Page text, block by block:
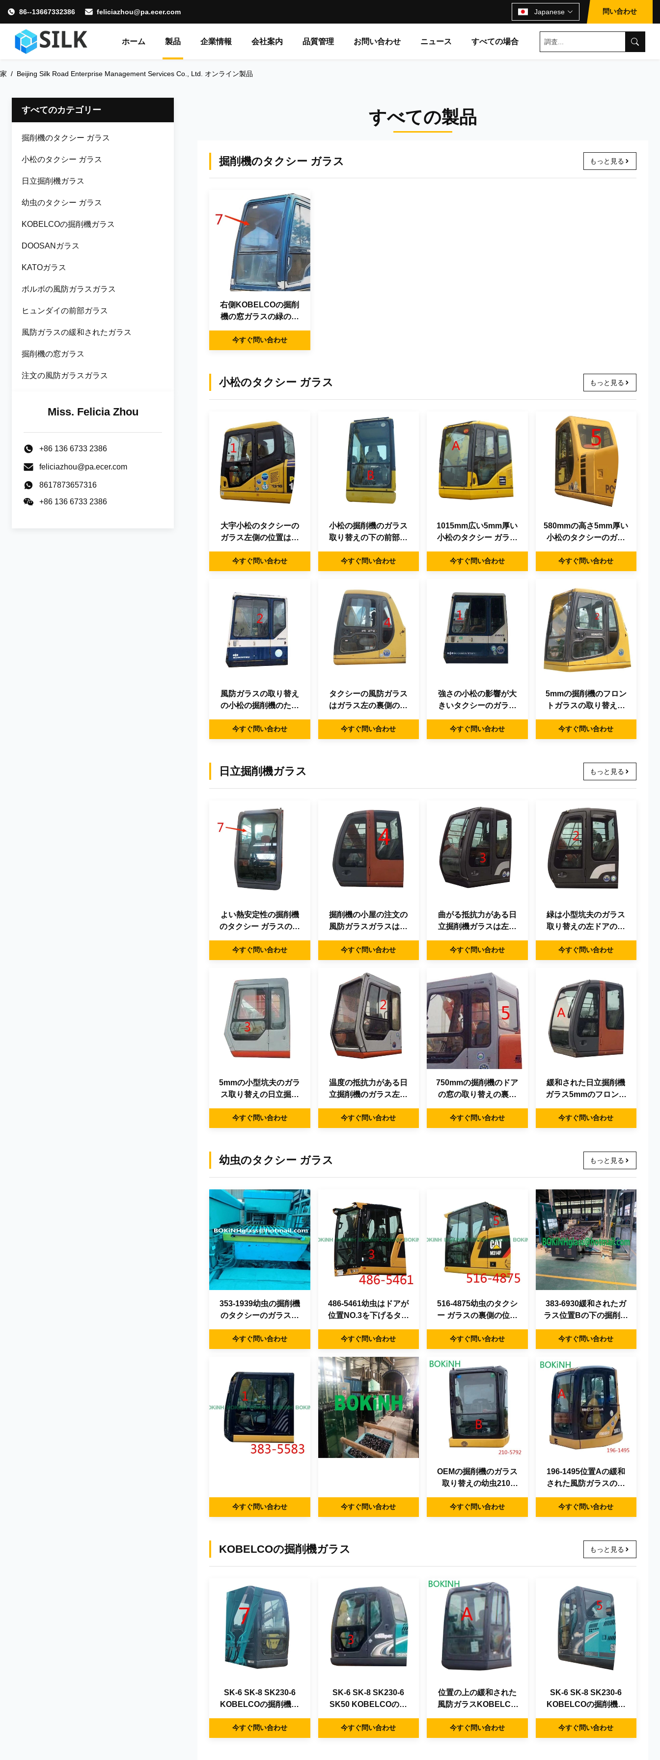
86--13667332386 feliciazhou@pa.ecer.com Japanese 問い合わせ
ホーム 製品 企業情報 会社案内 品質管理 お問い合わせ ニュース すべての場合
家 / Beijing Silk Road Enterprise Management Services Co., Ltd. オンライン製品
すべてのカテゴリー
掘削機のタクシー ガラス
小松のタクシー ガラス
日立掘削機ガラス
幼虫のタクシー ガラス
KOBELCOの掘削機ガラス
DOOSANガラス
KATOガラス
ボルボの風防ガラスガラス
ヒュンダイの前部ガラス
風防ガラスの緩和されたガラス
掘削機の窓ガラス
注文の風防ガラスガラス
Miss. Felicia Zhou
+86 136 6733 2386
feliciazhou@pa.ecer.com
8617873657316
+86 136 6733 2386
すべての製品
掘削機のタクシー ガラス もっと見る
右側KOBELCOの掘削
機の窓ガラスの緑の位
今すぐ問い合わせ
小松のタクシー ガラス もっと見る
大宇小松のタクシーの
ガラス左側の位置は厚
今すぐ問い合わせ
小松の掘削機のガラス
取り替えの下の前部は
た
今すぐ問い合わせ
1015mm広い5mm厚い
小松のタクシー ガラス
ラスを和らげた
今すぐ問い合わせ
580mmの高さ5mm厚い
小松のタクシーのガラ
今すぐ問い合わせ
風防ガラスの取り替え
の小松の掘削機のため
ス
今すぐ問い合わせ
タクシーの風防ガラス
はガラス左の裏側の位
今すぐ問い合わせ
強さの小松の影響が大
きいタクシーのガラス
の取り替え
今すぐ問い合わせ
5mmの掘削機のフロン
トガラスの取り替えの
NO.2
今すぐ問い合わせ
日立掘削機ガラス もっと見る
よい熱安定性の掘削機
のタクシー ガラスの右
ラス
今すぐ問い合わせ
掘削機の小屋の注文の
風防ガラスガラスはド
った
今すぐ問い合わせ
曲がる抵抗力がある日
立掘削機ガラスは左ド
を和らげた
今すぐ問い合わせ
緑は小型坑夫のガラス
取り替えの左ドアのま
らげた
今すぐ問い合わせ
5mmの小型坑夫のガラ
ス取り替えの日立掘削
今すぐ問い合わせ
温度の抵抗力がある日
立掘削機のガラス左の
NO.2 5mm厚く
今すぐ問い合わせ
750mmの掘削機のドア
の窓の取り替えの裏側
今すぐ問い合わせ
緩和された日立掘削機
ガラス5mmのフロント
今すぐ問い合わせ
幼虫のタクシー ガラス もっと見る
353-1939幼虫の掘削機
のタクシーのガラス前
今すぐ問い合わせ
486-5461幼虫はドアが
位置NO.3を下げるタク
を和らげた
今すぐ問い合わせ
516-4875幼虫のタクシ
ー ガラスの裏側の位置
た
今すぐ問い合わせ
383-6930緩和されたガ
ラス位置Bの下の掘削機
のタクシーの前部
今すぐ問い合わせ
今すぐ問い合わせ 今すぐ問い合わせ
OEMの掘削機のガラス
取り替えの幼虫210-
下向きBは風防ガラスを
和らげた
今すぐ問い合わせ
196-1495位置Aの緩和
された風防ガラスの上
ラス前部
今すぐ問い合わせ
KOBELCOの掘削機ガラス もっと見る
SK-6 SK-8 SK230-6
KOBELCOの掘削機ガ
の風防ガラスはガラス
を和らげた
今すぐ問い合わせ
SK-6 SK-8 SK230-6
SK50 KOBELCOの掘
より低い位置NO.3の緑
今すぐ問い合わせ
位置の上の緩和された
風防ガラスKOBELCO
SK200-7 SK210-7 SK-7
今すぐ問い合わせ
SK-6 SK-8 SK230-6
KOBELCOの掘削機の
の位置NO.5の風防ガラ
スはガラスを和らげた
今すぐ問い合わせ